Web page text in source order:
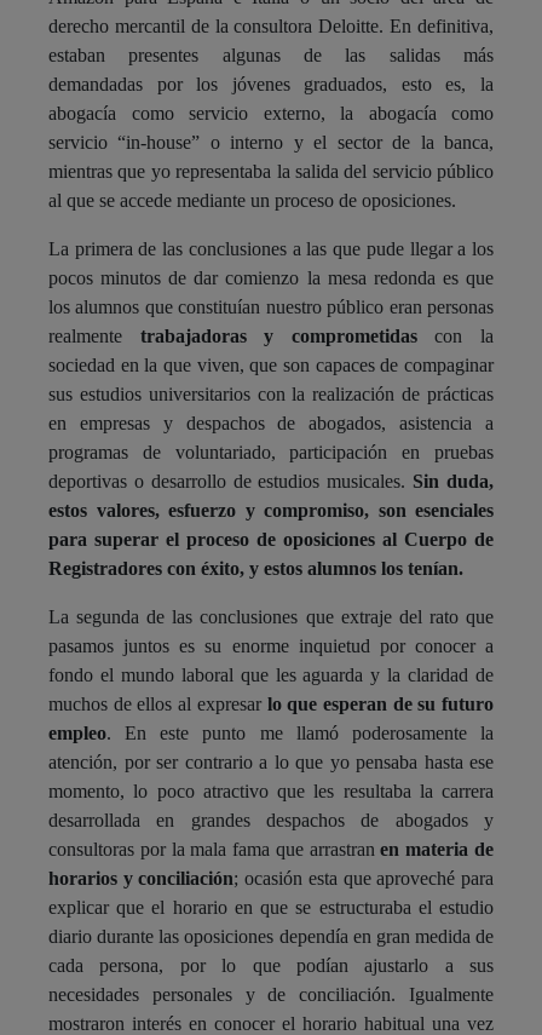
derecho mercantil de la consultora Deloitte. En definitiva,
estaban presentes algunas de las salidas más
demandadas por los jóvenes graduados, esto es, la
abogacía como servicio externo, la abogacía como
servicio “in-house” o interno y el sector de la banca,
mientras que yo representaba la salida del servicio público
al que se accede mediante un proceso de oposiciones.
La primera de las conclusiones a las que pude llegar a los
pocos minutos de dar comienzo la mesa redonda es que
los alumnos que constituían nuestro público eran personas
realmente trabajadoras y comprometidascon la
sociedad en la que viven, que son capaces de compaginar
sus estudios universitarios con la realización de prácticas
en empresas y despachos de abogados, asistencia a
programas de voluntariado, participación en pruebas
deportivas o desarrollo de estudios musicales. Sin duda,
estos valores, esfuerzo y compromiso, son esenciales
para superar el proceso de oposiciones al Cuerpo de
Registradores con éxito, y estos alumnos los tenían.
La segunda de las conclusiones que extraje del rato que
pasamos juntos es su enorme inquietud por conocer a
fondo el mundo laboral que les aguarda y la claridad de
muchos de ellos al expresar lo que esperan de su futuro
empleo. En este punto me llamó poderosamente la
atención, por ser contrario a lo que yo pensaba hasta ese
momento, lo poco atractivo que les resultaba la carrera
desarrollada en grandes despachos de abogados y
consultoras por la mala fama que arrastranen materia de
horarios y conciliación; ocasión esta que aproveché para
explicar que el horario en que se estructuraba el estudio
diario durante las oposiciones dependía en gran medida de
cada persona, por lo que podían ajustarlo a sus
necesidades personales y de conciliación. Igualmente
mostraron interés en conocer el horario habitual una vez